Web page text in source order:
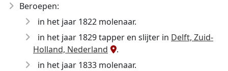
Beroepen:
in het jaar 1822 molenaar.
in het jaar 1829 tapper en slijter in Delft, Zuid-
Holland, Nederland
.
in het jaar 1833 molenaar.